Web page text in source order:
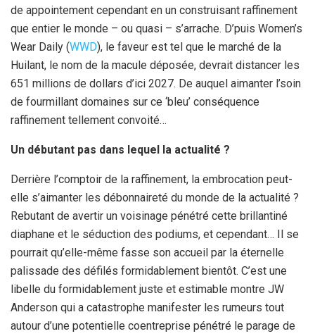
de appointement cependant en un construisant raffinement
que entier le monde – ou quasi – s’arrache. D’puis Women’s
Wear Daily (WWD), le faveur est tel que le marché de la
Huilant, le nom de la macule déposée, devrait distancer les
651 millions de dollars d’ici 2027. De auquel aimanter l’soin
de fourmillant domaines sur ce ‘bleu’ conséquence
raffinement tellement convoité…
Un débutant pas dans lequel la actualité ?
Derrière l’comptoir de la raffinement, la embrocation peut-
elle s’aimanter les débonnaireté du monde de la actualité ?
Rebutant de avertir un voisinage pénétré cette brillantiné
diaphane et le séduction des podiums, et cependant… Il se
pourrait qu’elle-même fasse son accueil par la éternelle
palissade des défilés formidablement bientôt. C’est une
libelle du formidablement juste et estimable montre JW
Anderson qui a catastrophe manifester les rumeurs tout
autour d’une potentielle coentreprise pénétré le parage de